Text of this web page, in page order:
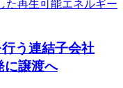
た再生可能エネルギー
う連結子会社
に譲渡へ